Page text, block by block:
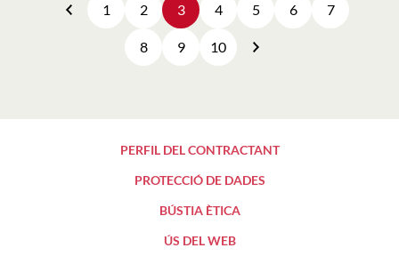
Anterior
1 2 3 4 5 6 7
8 9 10
Següent
PERFIL DEL CONTRACTANT
PROTECCIÓ DE DADES
BÚSTIA ÈTICA
ÚS DEL WEB